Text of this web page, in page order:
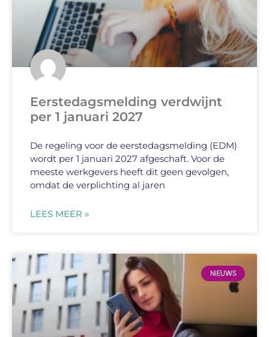
Eerstedagsmelding verdwijnt
per 1 januari 2027
De regeling voor de eerstedagsmelding (EDM)
wordt per 1 januari 2027 afgeschaft. Voor de
meeste werkgevers heeft dit geen gevolgen,
omdat de verplichting al jaren
LEES MEER »
NIEUWS